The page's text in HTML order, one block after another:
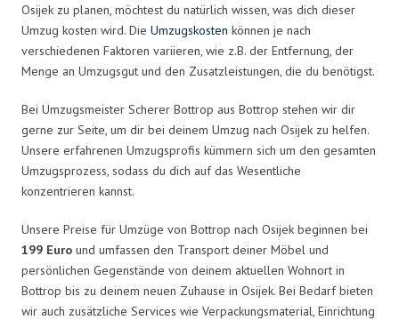
Osijek zu planen, möchtest du natürlich wissen, was dich dieser
Umzug kosten wird. Die Umzugskosten können je nach
verschiedenen Faktoren variieren, wie z.B. der Entfernung, der
Menge an Umzugsgut und den Zusatzleistungen, die du benötigst.
Bei Umzugsmeister Scherer Bottrop aus Bottrop stehen wir dir
gerne zur Seite, um dir bei deinem Umzug nach Osijek zu helfen.
Unsere erfahrenen Umzugsprofis kümmern sich um den gesamten
Umzugsprozess, sodass du dich auf das Wesentliche
konzentrieren kannst.
Unsere Preise für Umzüge von Bottrop nach Osijek beginnen bei
199 Euro und umfassen den Transport deiner Möbel und
persönlichen Gegenstände von deinem aktuellen Wohnort in
Bottrop bis zu deinem neuen Zuhause in Osijek. Bei Bedarf bieten
wir auch zusätzliche Services wie Verpackungsmaterial, Einrichtung